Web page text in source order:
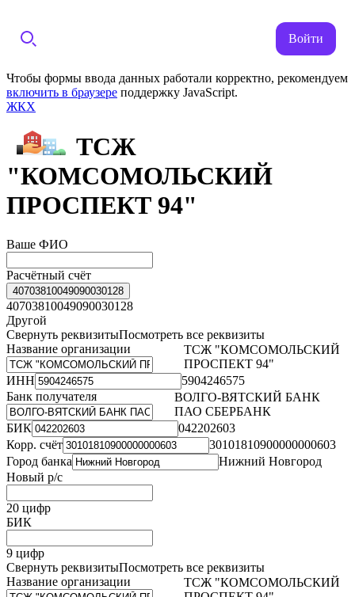
Войти
Чтобы формы ввода данных работали корректно, рекомендуем
включить в браузере поддержку JavaScript.
ЖКХ
ТСЖ
"КОМСОМОЛЬСКИЙ
ПРОСПЕКТ 94"
Ваше ФИО
Расчётный счёт
40703810049090030128
40703810049090030128
Другой
Свернуть реквизитыПосмотреть все реквизиты
Название организации
ТСЖ "КОМСОМОЛЬСКИЙ
ПРОСПЕКТ 94"
ИНН
5904246575
Банк получателя
ВОЛГО-ВЯТСКИЙ БАНК
ПАО СБЕРБАНК
БИК
042202603
Корр. счёт
30101810900000000603
Город банка
Нижний Новгород
Новый р/с
20 цифр
БИК
9 цифр
Свернуть реквизитыПосмотреть все реквизиты
Название организации
ТСЖ "КОМСОМОЛЬСКИЙ